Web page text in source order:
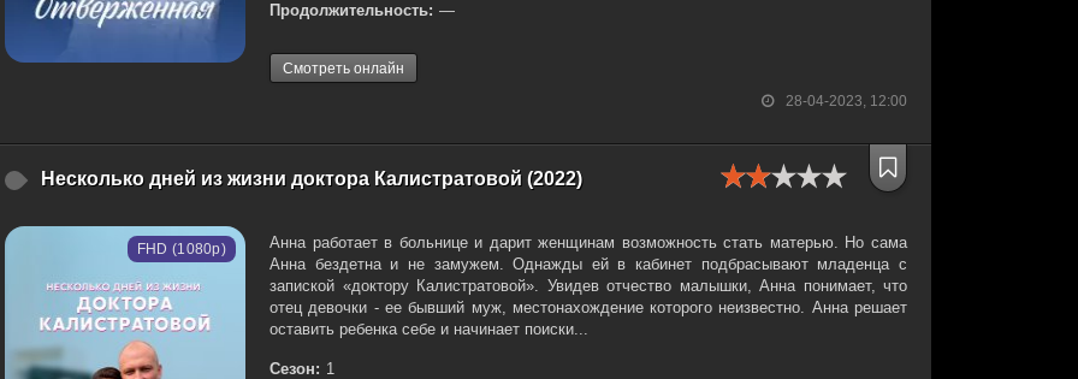
28-04-2023, 12:00
Продолжительность: —
Смотреть онлайн
Несколько дней из жизни доктора Калистратовой (2022)
FHD (1080p)
Анна работает в больнице и дарит женщинам возможность стать матерью. Но сама
Анна бездетна и не замужем. Однажды ей в кабинет подбрасывают младенца с
запиской «доктору Калистратовой». Увидев отчество малышки, Анна понимает, что
отец девочки - ее бывший муж, местонахождение которого неизвестно. Анна решает
оставить ребенка себе и начинает поиски...
Сезон: 1